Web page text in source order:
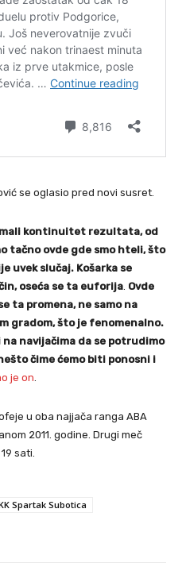
se oglasio pred novi susret.
kontinuitet rezultata, od
tačno ovde gde smo hteli, što
uvek slučaj. Košarka se
oseća se ta euforija Ovde
ta promena, ne samo na
gradom, što je fenomenalno.
na navijačima da se potrudimo
čime ćemo biti ponosni i
je on
u oba najjača ranga ABA
2011. godine. Drugi meč
sati.
Spartak Subotica